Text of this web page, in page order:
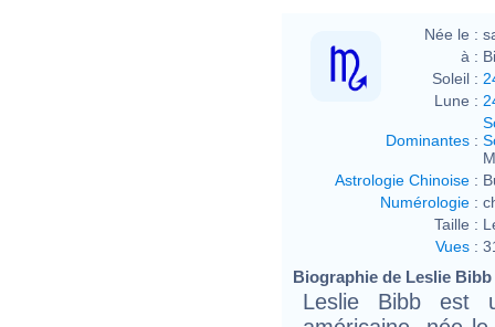
Née le :
à :
Soleil :
Lune :
Dominantes :
Astrologie Chinoise :
Numérologie :
Taille :
Vues :
Biographie de Leslie
Leslie Bibb est